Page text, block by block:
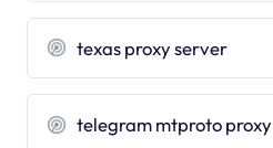
texas proxy server
telegram mtproto proxy